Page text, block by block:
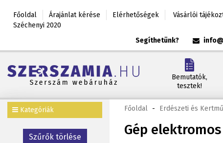
Főoldal Árajánlat kérése Elérhetőségek Vásárlói
Széchenyi 2020
Segíthetünk?
Bemutatók,
tesztek!
Kategóriák
Szűrők törlése
Főoldal - Erdészeti és
Gép elektromos